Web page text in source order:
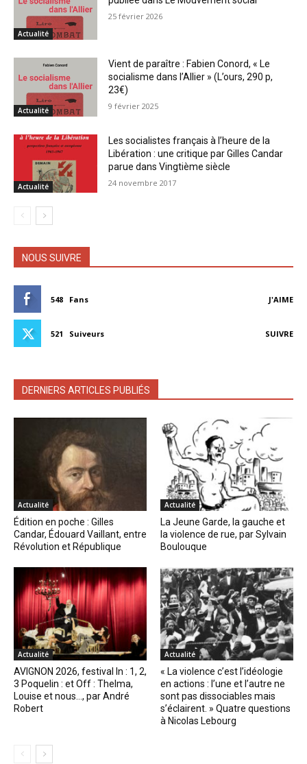
Actualité
25 février 2026
Actualité
Vient de paraître : Fabien Conord, « Le
socialisme dans l’Allier » (L’ours, 290 p,
23€)
9 février 2025
Actualité
Les socialistes français à l’heure de la
Libération : une critique par Gilles Candar
parue dans Vingtième siècle
24 novembre 2017
NOUS SUIVRE
548 Fans J'AIME
521 Suiveurs SUIVRE
DERNIERS ARTICLES PUBLIÉS
Actualité
Édition en poche : Gilles
Candar, Édouard Vaillant, entre
Révolution et République
Actualité
La Jeune Garde, la gauche et
la violence de rue, par Sylvain
Boulouque
Actualité
AVIGNON 2026, festival In : 1, 2,
3 Poquelin : et Off : Thelma,
Louise et nous…, par André
Robert
Actualité
« La violence c’est l’idéologie
en actions : l’une et l’autre ne
sont pas dissociables mais
s’éclairent. » Quatre questions
à Nicolas Lebourg